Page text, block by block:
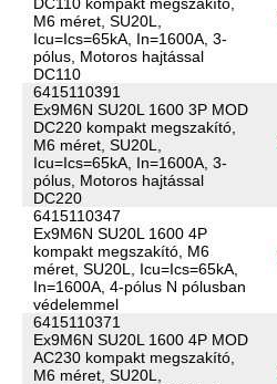
M6 méret, SU20L,
Icu=Ics=65kA, In=1600A, 3-
pólus, Motoros hajtással
DC110
6415110391
Ex9M6N SU20L 1600 3P MOD
DC220 kompakt megszakító,
M6 méret, SU20L,
Icu=Ics=65kA, In=1600A, 3-
pólus, Motoros hajtással
DC220
6415110347
Ex9M6N SU20L 1600 4P
kompakt megszakító, M6
méret, SU20L, Icu=Ics=65kA,
In=1600A, 4-pólus N pólusban
védelemmel
6415110371
Ex9M6N SU20L 1600 4P MOD
AC230 kompakt megszakító,
M6 méret, SU20L,